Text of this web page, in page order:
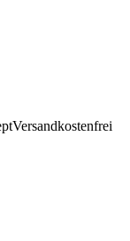
Versandkostenfrei